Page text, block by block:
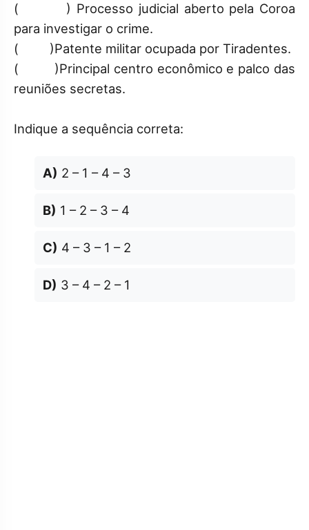
( ) Processo judicial aberto pela Coroa
para investigar o crime.
( )Patente militar ocupada por Tiradentes.
( )Principal centro econômico e palco das
reuniões secretas.
Indique a sequência correta:
A) 2 – 1 – 4 – 3
B) 1 – 2 – 3 – 4
C) 4 – 3 – 1 – 2
D) 3 – 4 – 2 – 1